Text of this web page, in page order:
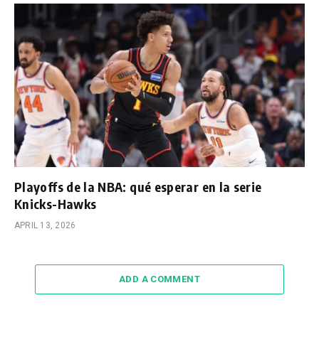
Playoffs de la NBA: qué esperar en la serie
Knicks-Hawks
APRIL 13, 2026
ADD A COMMENT